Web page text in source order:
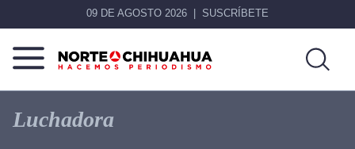
09 DE AGOSTO 2026 SUSCRÍBETE
Norte
Chihuahua
Más
que
noticias,
Luchadora